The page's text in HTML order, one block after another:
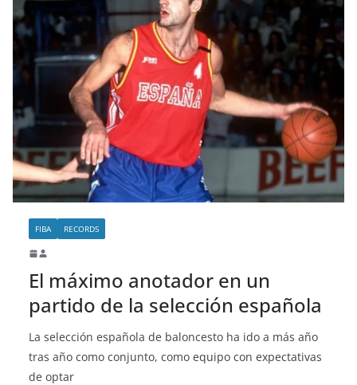
FIBA RECORDS
El máximo anotador en un
partido de la selección española
La selección española de baloncesto ha ido a más año
tras año como conjunto, como equipo con expectativas
de optar